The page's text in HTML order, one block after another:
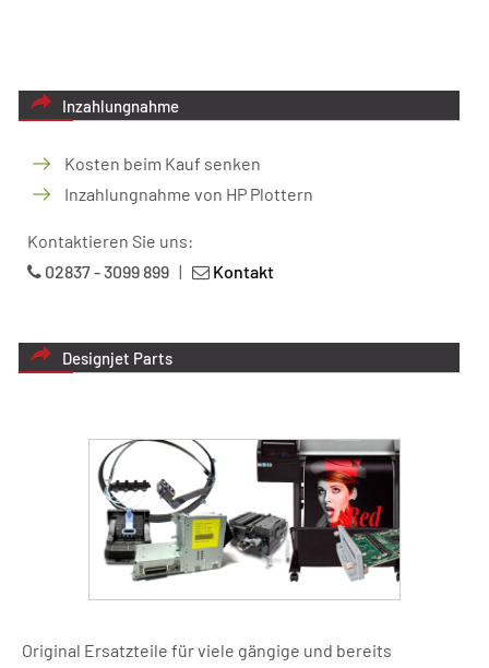
Inzahlungnahme
Kosten beim Kauf senken
Inzahlungnahme von HP Plottern
Kontaktieren Sie uns:
02837 - 3099 899 | Kontakt
Designjet Parts
Original Ersatzteile für viele gängige und bereits